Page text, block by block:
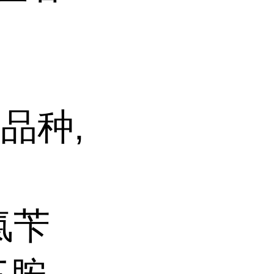
种,
苄